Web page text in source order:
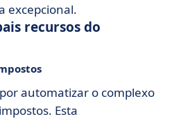
excepcional.
recursos do
automatizar o complexo
Esta